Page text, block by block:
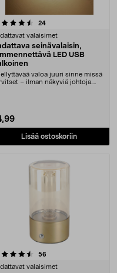
24arvostelut
valaisimet
seinävalaisin,
LED USB
valoa juuri sinne missä
– ilman näkyviä johtoja.
Lisää ostoskoriin
56
valaisimet